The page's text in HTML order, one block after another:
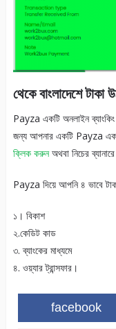
থেকে বাংলাদেশে টাকা
Payza একটি অনলাইন
জন্য আপনার একটি Payza
ক্লিক করুনঅথবা নিচের
Payza দিয়ে আপনি ৪ ভাবে
১। বিকাশ
২.কেডিট কাড
৩. ব্যাংকের মাধ্যমে
৪. ওয়্যার ট্রান্সফার।
facebook